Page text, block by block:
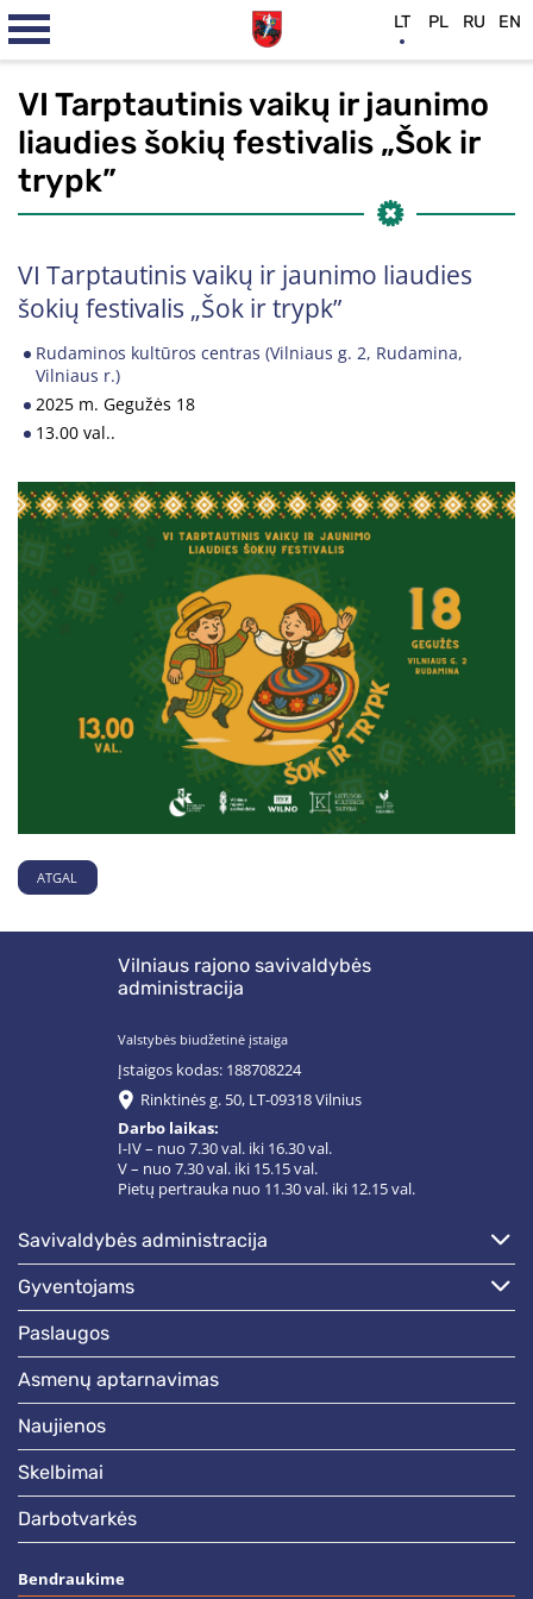
VI Tarptautinis vaikų ir jaunimo
liaudies šokių festivalis „Šok ir
trypk”
VI Tarptautinis vaikų ir jaunimo liaudies
šokių festivalis „Šok ir trypk”
Rudaminos kultūros centras (Vilniaus g. 2, Rudamina,
Vilniaus r.)
2025 m. Gegužės 18
13.00 val..
ATGAL
Vilniaus rajono savivaldybės
administracija
Valstybės biudžetinė įstaiga
Įstaigos kodas: 188708224
Rinktinės g. 50, LT-09318 Vilnius
Darbo laikas:
I-IV – nuo 7.30 val. iki 16.30 val.
V – nuo 7.30 val. iki 15.15 val.
Pietų pertrauka nuo 11.30 val. iki 12.15 val.
savivaldybės administracija
gyventojams
paslaugos
asmenų aptarnavimas
naujienos
skelbimai
darbotvarkės
Bendraukime
LT PL RU EN